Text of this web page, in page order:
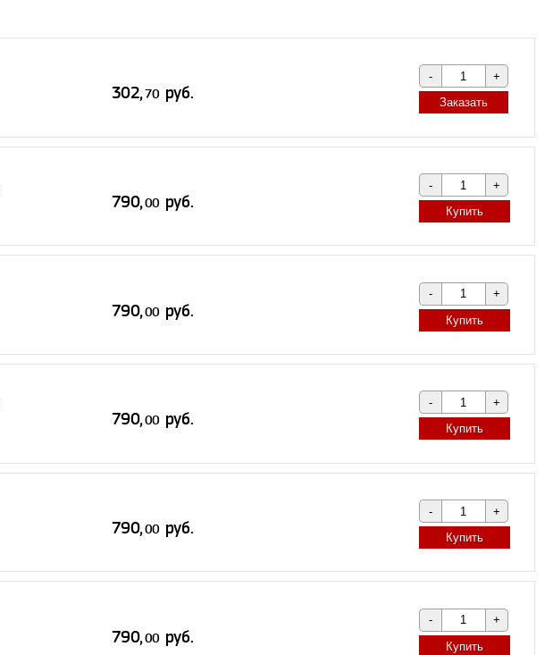
Заказать
Купить
Купить
Купить
Купить
Купить